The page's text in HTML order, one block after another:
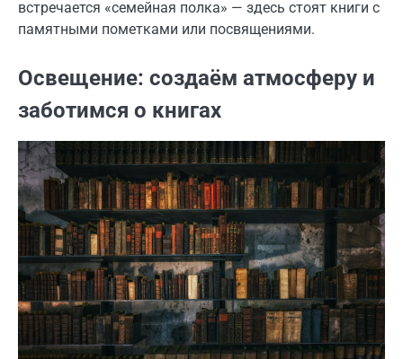
встречается «семейная полка» — здесь стоят книги с
памятными пометками или посвящениями.
Освещение: создаём атмосферу и
заботимся о книгах